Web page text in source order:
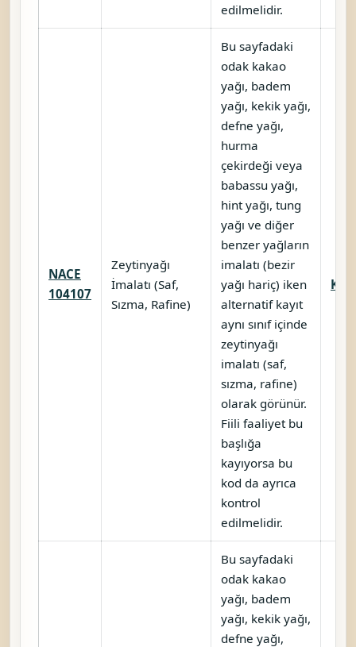
edilmelidir.
NACE
104107
Zeytinyağı
İmalatı (Saf,
Sızma, Rafine)
Bu sayfadaki
odak kakao
yağı, badem
yağı, kekik yağı,
defne yağı,
hurma
çekirdeği veya
babassu yağı,
hint yağı, tung
yağı ve diğer
benzer yağların
imalatı (bezir
yağı hariç) iken
alternatif kayıt
aynı sınıf içinde
zeytinyağı
imalatı (saf,
sızma, rafine)
olarak görünür.
Fiili faaliyet bu
başlığa
kayıyorsa bu
kod da ayrıca
kontrol
edilmelidir.
Bu sayfadaki
odak kakao
yağı, badem
yağı, kekik yağı,
defne yağı,